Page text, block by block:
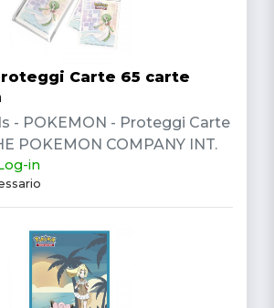
Carte 65 carte
- POKEMON - Proteggi Carte
POKEMON COMPANY INT.
in